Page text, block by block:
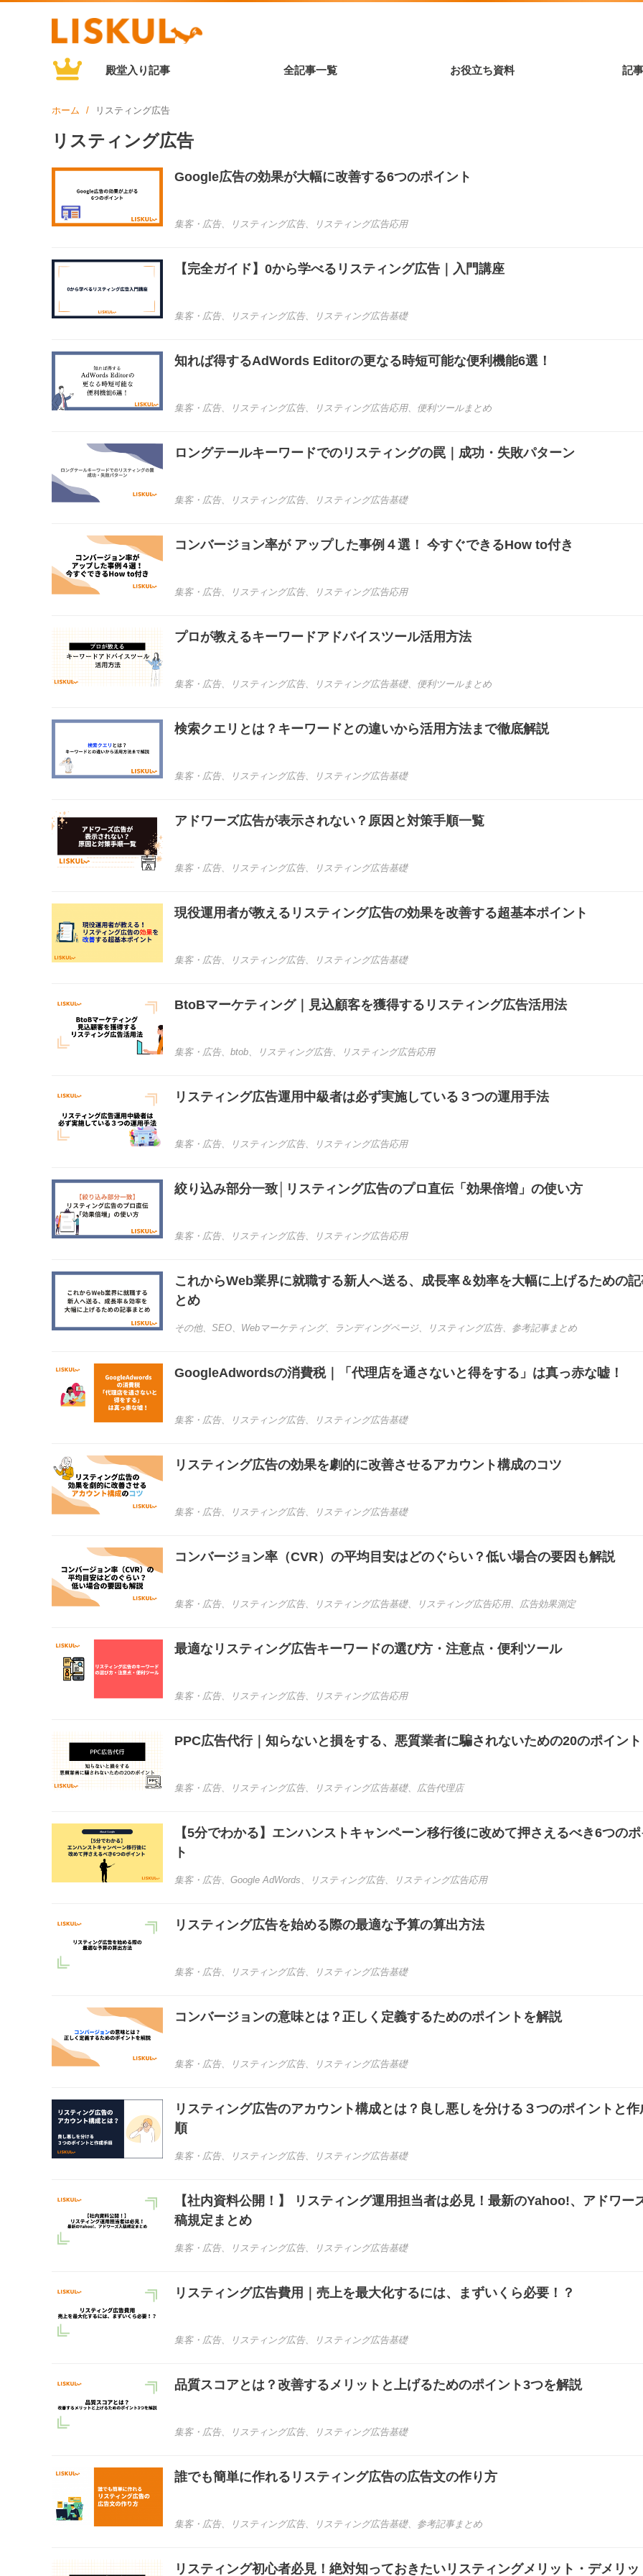
殿堂入り記事 全記事一覧 お役立ち資料 記
ホーム リスティング広告
リスティング広告
Google広告の効果が大幅に改善する6つのポイント
集客・広告、 リスティング広告、 リスティング広告応用
【完全ガイド】0から学べるリスティング広告｜入門講座
集客・広告、 リスティング広告、 リスティング広告基礎
知れば得するAdWords Editorの更なる時短可能な便利機能6選！
集客・広告、 リスティング広告、 リスティング広告応用、 便利ツールまとめ
ロングテールキーワードでのリスティングの罠｜成功・失敗パターン
集客・広告、 リスティング広告、 リスティング広告基礎
コンバージョン率が アップした事例４選！ 今すぐできるHow to付き
集客・広告、 リスティング広告、 リスティング広告応用
プロが教えるキーワードアドバイスツール活用方法
集客・広告、 リスティング広告、 リスティング広告基礎、 便利ツールまとめ
検索クエリとは？キーワードとの違いから活用方法まで徹底解説
集客・広告、 リスティング広告、 リスティング広告基礎
アドワーズ広告が表示されない？原因と対策手順一覧
集客・広告、 リスティング広告、 リスティング広告基礎
現役運用者が教えるリスティング広告の効果を改善する超基本ポイント
集客・広告、 リスティング広告、 リスティング広告基礎
BtoBマーケティング｜見込顧客を獲得するリスティング広告活用法
集客・広告、 btob、 リスティング広告、 リスティング広告応用
リスティング広告運用中級者は必ず実施している３つの運用手法
集客・広告、 リスティング広告、 リスティング広告応用
絞り込み部分一致│リスティング広告のプロ直伝「効果倍増」の使い方
集客・広告、 リスティング広告、 リスティング広告応用
これからWeb業界に就職する新人へ送る、成長率＆効率を大幅に上げるための
とめ
その他、 SEO、 Webマーケティング、 ランディングページ、 リスティング広告、 参考記事まとめ
GoogleAdwordsの消費税｜「代理店を通さないと得をする」は真っ赤な嘘！
集客・広告、 リスティング広告、 リスティング広告基礎
リスティング広告の効果を劇的に改善させるアカウント構成のコツ
集客・広告、 リスティング広告、 リスティング広告基礎
コンバージョン率（CVR）の平均目安はどのぐらい？低い場合の要因も解説
集客・広告、 リスティング広告、 リスティング広告基礎、 リスティング広告応用、 広告効果測定
最適なリスティング広告キーワードの選び方・注意点・便利ツール
集客・広告、 リスティング広告、 リスティング広告応用
PPC広告代行｜知らないと損をする、悪質業者に騙されないための20のポイント
集客・広告、 リスティング広告、 リスティング広告基礎、 広告代理店
【5分でわかる】エンハンストキャンペーン移行後に改めて押さえるべき6つの
ト
集客・広告、 Google AdWords 、 リスティング広告、 リスティング広告応用
リスティング広告を始める際の最適な予算の算出方法
集客・広告、 リスティング広告、 リスティング広告基礎
コンバージョンの意味とは？正しく定義するためのポイントを解説
集客・広告、 リスティング広告、 リスティング広告基礎
リスティング広告のアカウント構成とは？良し悪しを分ける３つのポイントと作
順
集客・広告、 リスティング広告、 リスティング広告基礎
【社内資料公開！】 リスティング運用担当者は必見！最新のYahoo!、アドワー
稿規定まとめ
集客・広告、 リスティング広告、 リスティング広告基礎
リスティング広告費用｜売上を最大化するには、まずいくら必要！？
集客・広告、 リスティング広告、 リスティング広告基礎
品質スコアとは？改善するメリットと上げるためのポイント3つを解説
集客・広告、 リスティング広告、 リスティング広告基礎
誰でも簡単に作れるリスティング広告の広告文の作り方
集客・広告、 リスティング広告、 リスティング広告基礎、 参考記事まとめ
リスティング初心者必見！絶対知っておきたいリスティングメリット・デメリッ